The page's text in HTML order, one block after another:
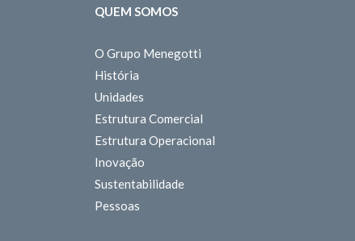
QUEM SOMOS
O Grupo Menegotti
História
Unidades
Estrutura Comercial
Estrutura Operacional
Inovação
Sustentabilidade
Pessoas